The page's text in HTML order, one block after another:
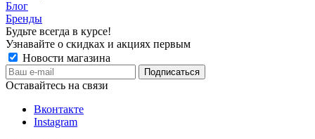
Блог
Бренды
Будьте всегда в курсе!
Узнавайте о скидках и акциях первым
Новости магазина
Оставайтесь на связи
Вконтакте
Instagram